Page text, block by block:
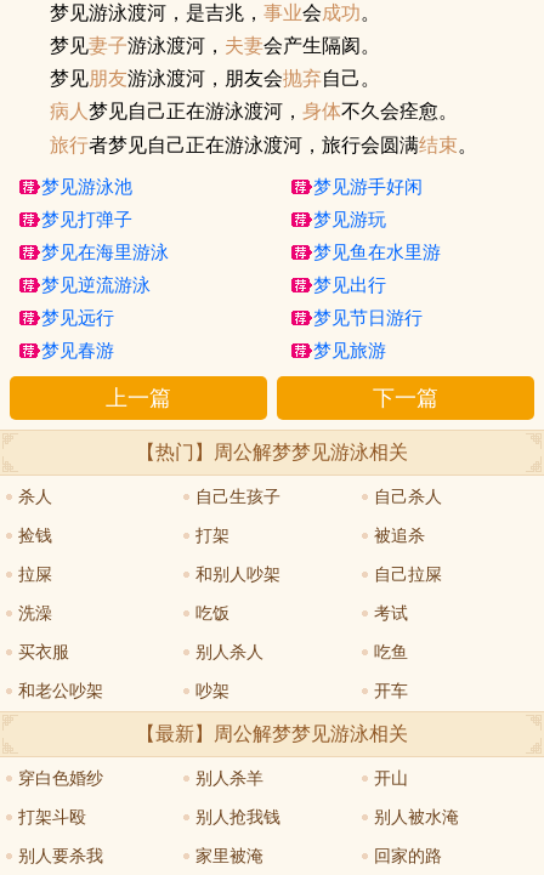
梦见游泳渡河，是吉兆， 事业会成功。
梦见妻子游泳渡河， 夫妻会产生隔阂。
梦见朋友游泳渡河，朋友会抛弃自己。
病人梦见自己正在游泳渡河， 身体不久会痊愈。
旅行者梦见自己正在游泳渡河，旅行会圆满结束。
梦见游泳池
梦见游手好闲
梦见打弹子
梦见游玩
梦见在海里游泳
梦见鱼在水里游
梦见逆流游泳
梦见出行
梦见远行
梦见节日游行
梦见春游
梦见旅游
上一篇 下一篇
【热门】周公解梦梦见游泳相关
杀人 自己生孩子 自己杀人
捡钱 打架 被追杀
拉屎 和别人吵架 自己拉屎
洗澡 吃饭 考试
买衣服 别人杀人 吃鱼
和老公吵架 吵架 开车
【最新】周公解梦梦见游泳相关
穿白色婚纱 别人杀羊 开山
打架斗殴 别人抢我钱 别人被水淹
别人要杀我 家里被淹 回家的路